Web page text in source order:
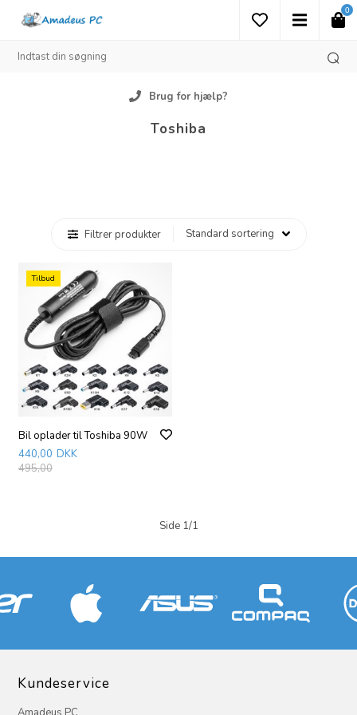
0
Brug for hjælp?
Toshiba
Filtrer produkter
Tilbud
Bil oplader til Toshiba 90W
440,00 DKK
495,00
Side 1/1
Kundeservice